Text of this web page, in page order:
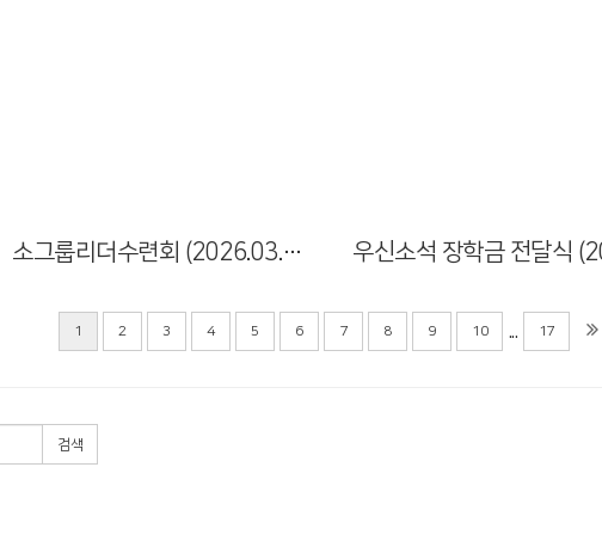
소그룹리더수련회 (2026.03.18-19)
1 2 3 4 5 6 7 8 9 10 ... 17
검색